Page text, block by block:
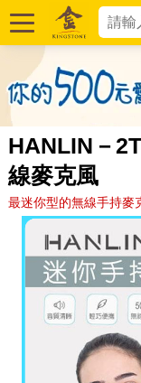
HANLIN－
線麥克風
最迷你型的無線手持麥